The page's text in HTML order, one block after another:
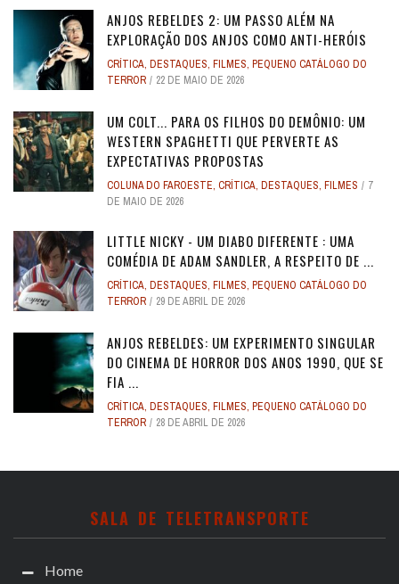
ANJOS REBELDES 2: UM PASSO ALÉM NA
EXPLORAÇÃO DOS ANJOS COMO ANTI-HERÓIS
CRÍTICA, DESTAQUES, FILMES, PEQUENO CATÁLOGO DO
TERROR
22 DE MAIO DE 2026
UM COLT... PARA OS FILHOS DO DEMÔNIO: UM
WESTERN SPAGHETTI QUE PERVERTE AS
EXPECTATIVAS PROPOSTAS
COLUNA DO FAROESTE, CRÍTICA, DESTAQUES, FILMES
7
DE MAIO DE 2026
LITTLE NICKY - UM DIABO DIFERENTE : UMA
COMÉDIA DE ADAM SANDLER, A RESPEITO DE ...
CRÍTICA, DESTAQUES, FILMES, PEQUENO CATÁLOGO DO
TERROR
29 DE ABRIL DE 2026
ANJOS REBELDES: UM EXPERIMENTO SINGULAR
DO CINEMA DE HORROR DOS ANOS 1990, QUE SE
FIA ...
CRÍTICA, DESTAQUES, FILMES, PEQUENO CATÁLOGO DO
TERROR
28 DE ABRIL DE 2026
SALA DE TELETRANSPORTE
Home